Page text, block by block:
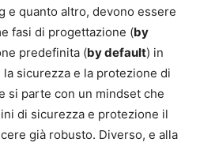
e quanto altro, devono essere
fasi di progettazione (by
predefinita (by default) in
sicurezza e la protezione di
si parte con un mindset che
di sicurezza e protezione il
già robusto. Diverso, e alla